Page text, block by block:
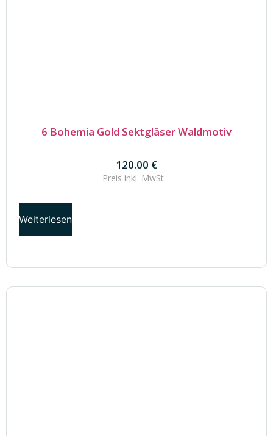
6 Bohemia Gold Sektgläser Waldmotiv
120.00 €
120.00 €
Preis inkl. MwSt.
Weiterlesen